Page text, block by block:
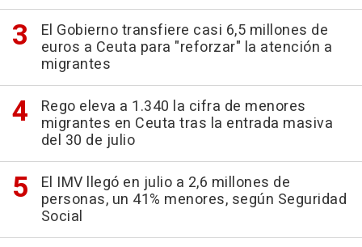
El Gobierno transfiere casi 6,5 millones de
euros a Ceuta para "reforzar" la atención a
migrantes
Rego eleva a 1.340 la cifra de menores
migrantes en Ceuta tras la entrada masiva
del 30 de julio
El IMV llegó en julio a 2,6 millones de
personas, un 41% menores, según Seguridad
Social